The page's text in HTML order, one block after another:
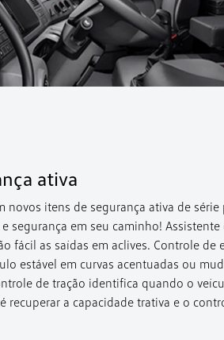
ativa
novos itens de segurança ativa de série
segurança em seu caminho!
fácil as saídas em aclives. Controle de
estável em curvas acentuadas ou
de tração identifica quando o
recuperar a capacidade trativa e o